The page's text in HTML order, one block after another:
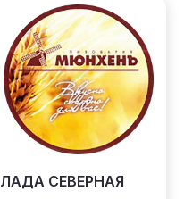
ЛАДА СЕВЕРНАЯ